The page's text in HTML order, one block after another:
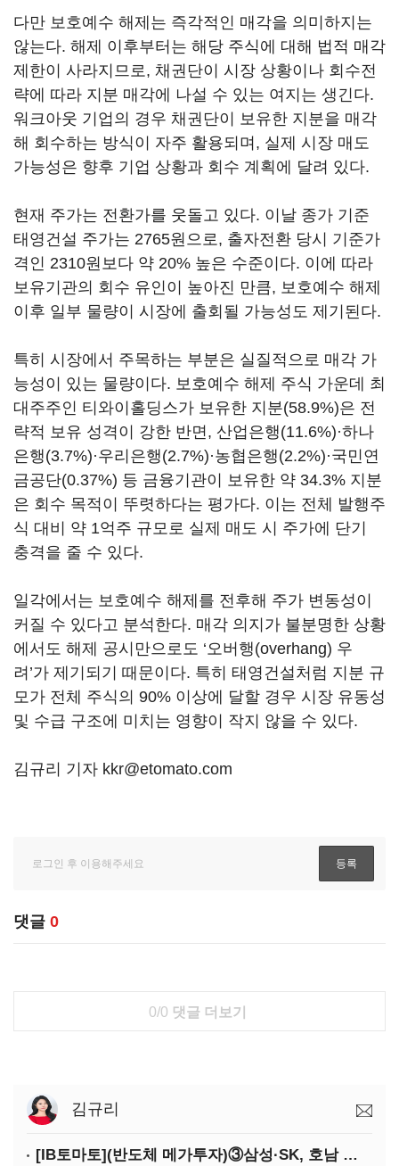
다만 보호예수 해제는 즉각적인 매각을 의미하지는
않는다. 해제 이후부터는 해당 주식에 대해 법적 매각
제한이 사라지므로, 채권단이 시장 상황이나 회수전
략에 따라 지분 매각에 나설 수 있는 여지는 생긴다.
워크아웃 기업의 경우 채권단이 보유한 지분을 매각
해 회수하는 방식이 자주 활용되며, 실제 시장 매도
가능성은 향후 기업 상황과 회수 계획에 달려 있다.
현재 주가는 전환가를 웃돌고 있다. 이날 종가 기준
태영건설 주가는 2765원으로, 출자전환 당시 기준가
격인 2310원보다 약 20% 높은 수준이다. 이에 따라
보유기관의 회수 유인이 높아진 만큼, 보호예수 해제
이후 일부 물량이 시장에 출회될 가능성도 제기된다.
특히 시장에서 주목하는 부분은 실질적으로 매각 가
능성이 있는 물량이다. 보호예수 해제 주식 가운데 최
대주주인 티와이홀딩스가 보유한 지분(58.9%)은 전
략적 보유 성격이 강한 반면, 산업은행(11.6%)·하나
은행(3.7%)·우리은행(2.7%)·농협은행(2.2%)·국민연
금공단(0.37%) 등 금융기관이 보유한 약 34.3% 지분
은 회수 목적이 뚜렷하다는 평가다. 이는 전체 발행주
식 대비 약 1억주 규모로 실제 매도 시 주가에 단기
충격을 줄 수 있다.
일각에서는 보호예수 해제를 전후해 주가 변동성이
커질 수 있다고 분석한다. 매각 의지가 불분명한 상황
에서도 해제 공시만으로도 ‘오버행(overhang) 우
려’가 제기되기 때문이다. 특히 태영건설처럼 지분 규
모가 전체 주식의 90% 이상에 달할 경우 시장 유동성
및 수급 구조에 미치는 영향이 작지 않을 수 있다.
김규리 기자 kkr@etomato.com
댓글 0
0/0 댓글 더보기
김규리
[IB토마토](반도체 메가투자)③삼성·SK, 호남 동시 출격…인력·협력사 쟁탈전